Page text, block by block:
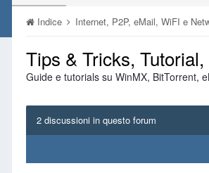
Indice Internet, P2P, eMail, WiFI e
Tips & Tricks,
Guide e tutorials su WinMX, BitTorrent,
2 discussioni in questo forum